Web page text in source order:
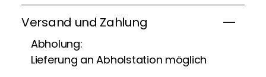
Versand und Zahlung
Abholung:
Lieferung an Abholstation möglich